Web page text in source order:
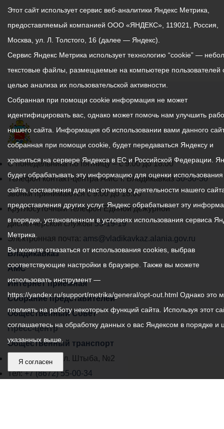
График
работы
администрации
местного
самоуправления
города
Владикавказ:
С понедельника по пятницу – с 9.00 до 18.00
Телефон контакт-центра АМС г. Владикавказ30-30-30
звонки принимаются с 9:00 до 18:00
Круглосуточный телефон Единой дежурной
диспетчерской службы53-19-19
Электронная почта: ams@vladikavkaz.alania.gov.ru
Владикавказ
АМС
Интернет приемная
Собрание представителей
Общественный Совет
Пресс-центр
Общественный транспорт
Владикавказ, пл. Штыба, №2
Тел:+7 (8672) 55-00-34
Этот сайт использует сервис веб-аналитики Яндекс Метрика,
предоставляемый компанией ООО «ЯНДЕКС», 119021, Россия,
Москва, ул. Л. Толстого, 16 (далее — Яндекс).
Сервис Яндекс Метрика использует технологию “cookie” —
текстовые файлы, размещаемые на компьютере пользователей
целью анализа их пользовательской активности.
Собранная при помощи cookie информация не может
идентифицировать вас, однако может помочь нам улучшить
нашего сайта. Информация об использовании вами данного
собранная при помощи cookie, будет передаваться Яндексу и
храниться на сервере Яндекса в ЕС и Российской Федерации.
будет обрабатывать эту информацию для оценки
сайта, составления для нас отчетов о деятельности нашего
предоставления других услуг. Яндекс обрабатывает эту
в порядке, установленном в условиях использования сервиса
Метрика.
Вы можете отказаться от использования cookies, выбрав
соответствующие настройки в браузере. Также вы можете
использовать инструмент —
https://yandex.ru/support/metrika/general/opt-out.html Однако это
повлиять на работу некоторых функций сайта. Используя этот
соглашаетесь на обработку данных о вас Яндексом в порядке и
указанных выше.
Я согласен